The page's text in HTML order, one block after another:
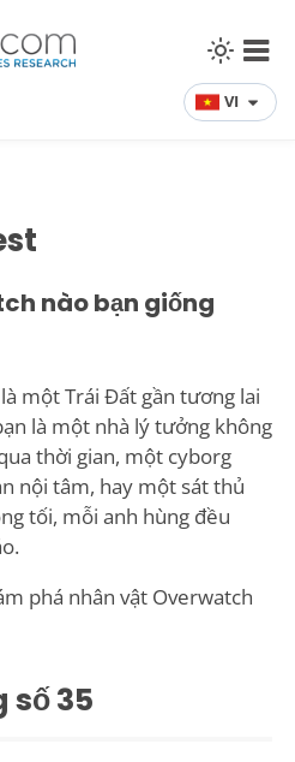
VI
nào bạn giống
một Trái Đất gần tương lai
là một nhà lý tưởng không
thời gian, một cyborg
nội tâm, hay một sát thủ
tối, mỗi anh hùng đều
phá nhân vật Overwatch
số 35